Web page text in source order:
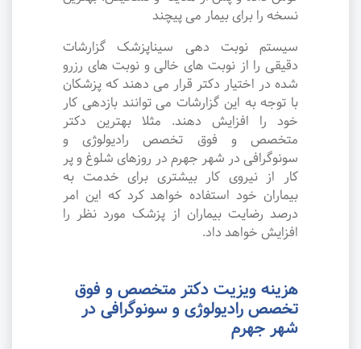
نسخه را برای بیمار می پیچند
سیستم نوبت دهی سیناپزشک گزارشات
دقیقی را از نوبت های خالی و نوبت های رزرو
شده در اختیار دکتر قرار می دهند که پزشکان
با توجه به این گزارشات می توانند بازدهی کار
خود را افزایش دهند. مثلا بهترین دکتر
متخصص و فوق تخصص رادیولوژی و
سونوگرافی در شهر جهرم در روزهای شلوغ و پر
کار از نیروی کار بیشتری برای خدمت به
بیماران خود استفاده خواهد کرد که این امر
درصد رضایت بیماران از پزشک مورد نظر را
افزایش خواهد داد.
هزینه ویزیت دکتر متخصص و فوق
تخصص رادیولوژی و سونوگرافی در
شهر جهرم